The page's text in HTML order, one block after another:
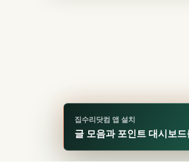
집수리닷컴 앱 설치
글 모음과 포인트 대시보